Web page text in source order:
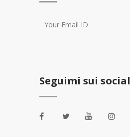
Seguimi sui social